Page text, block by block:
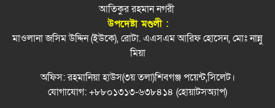
সিলেটে শিশু ফাহিমা হত্যায় জাকিরের মৃ/ত্যু/দ/ণ্ড
ক্বিনব্রিজ আড়াল করে ‘আই লাভ সিলেট’ সাইনেজ,
স্বর্ণের দামে বড় লাফ, ভরি ছাড়াল সোয়া ২ লাখ
আতিকুর রহমান নগরী
উপদেষ্টা মণ্ডলী :
মাওলানা জসিম উদ্দিন (ইউকে), রোটা. এএসএম আরিফ হোসেন, মোঃ নান্নু
মিয়া
অফিস: রহমানিয়া হাউস(৩য় তলা)শিবগঞ্জ পয়েন্ট,সিলেট।
যোগাযোগ: +৮৮০১৩১৩-৬৩৮৪১৪ (হোয়াটসঅ্যাপ)